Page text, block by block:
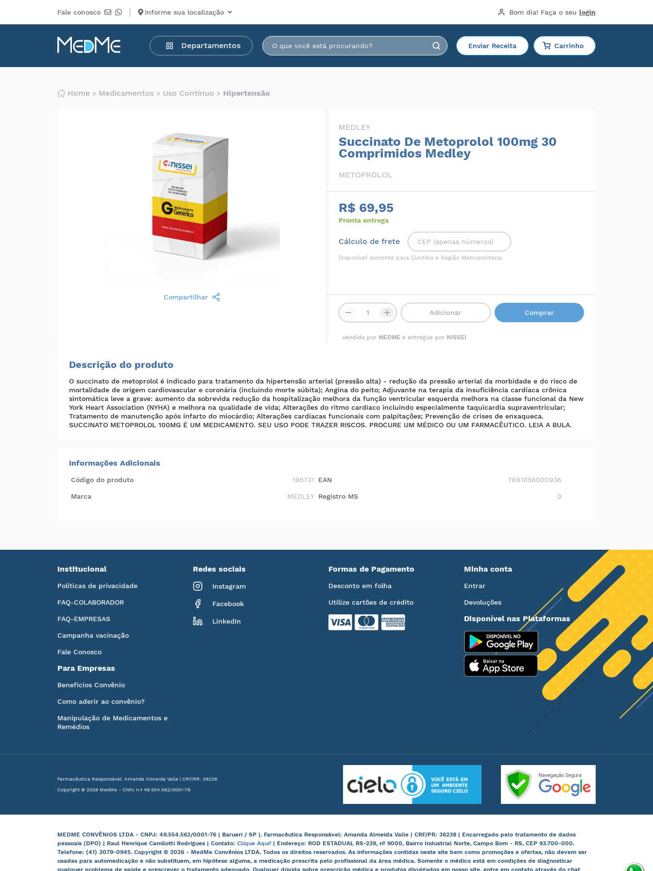
Fale conosco Informe sua localização Bom dia! Faça o seu login
Departamentos Enviar Receita Carrinho
Departamentos
Medicamentos
Higiene
Home Medicamentos Uso Contínuo Hipertensão
Compartilhar
MEDLEY
Succinato De Metoprolol 100mg 30
Comprimidos Medley
METOPROLOL
R$ 69,95
Pronta entrega
Cálculo de frete
Disponível somente para Curitiba e Região Metropolitana.
Adicionar Comprar
vendido por MEDME e entregue por NISSEI
Descrição do produto
O succinato de metoprolol é indicado para tratamento da hipertensão arterial (pressão alta) - redução da pressão arterial da morbidade e do risco de
mortalidade de origem cardiovascular e coronária (incluindo morte súbita); Angina do peito; Adjuvante na terapia da insuficiência cardíaca crônica
sintomática leve a grave: aumento da sobrevida redução da hospitalização melhora da função ventricular esquerda melhora na classe funcional da New
York Heart Association (NYHA) e melhora na qualidade de vida; Alterações do ritmo cardíaco incluindo especialmente taquicardia supraventricular;
Tratamento de manutenção após infarto do miocárdio; Alterações cardíacas funcionais com palpitações; Prevenção de crises de enxaqueca.
SUCCINATO METOPROLOL 100MG É UM MEDICAMENTO. SEU USO PODE TRAZER RISCOS. PROCURE UM MÉDICO OU UM FARMACÊUTICO. LEIA A BULA.
Informações Adicionais
Código do produto 195731 EAN 7891058000936
Marca MEDLEY Registro MS 0
Institucional
Políticas de privacidade
FAQ-COLABORADOR
FAQ-EMPRESAS
Campanha vacinação
Fale Conosco
Para Empresas
Benefícios Convênio
Como aderir ao convênio?
Manipulação de Medicamentos e
Remédios
Redes sociais
Instagram
Facebook
LinkedIn
Formas de Pagamento
Desconto em folha
Utilize cartões de crédito
Minha conta
Entrar
Devoluções
Disponível nas Plataformas
Farmacêutica Responsável: Amanda Almeida Valle | CRF/PR: 36238
Copyright © 2026 MedMe - CNPJ n.º 49.554.562/0001-76
MEDME CONVÊNIOS LTDA - CNPJ: 49.554.562/0001-76 | Barueri / SP |. Farmacêutica Responsável: Amanda Almeida Valle | CRF/PR: 36238 | Encarregado pelo tratamento de dados
pessoais (DPO) | Raul Henrique Camilotti Rodrigues | Contato: Clique Aqui! | Endereço: ROD ESTADUAL RS-239, nº 9000, Bairro Industrial Norte, Campo Bom - RS, CEP 93.700-000.
Telefone: (41) 3079-0945. Copyright © 2026 - MedMe Convênios LTDA. Todos os direitos reservados. As informações contidas neste site bem como promoções e ofertas, não devem ser
usadas para automedicação e não substituem, em hipótese alguma, a medicação prescrita pelo profissional da área médica. Somente o médico está em condições de diagnosticar
qualquer problema de saúde e prescrever o tratamento adequado. Qualquer dúvida sobre prescrição médica e produtos divulgados em nosso site, entre em contato através do chat